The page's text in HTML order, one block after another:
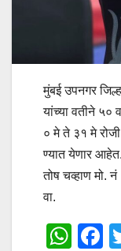
मुंबई उपनगर
यांच्या वतीने ५०
० मे ते ३१ मे
ण्यात येणार
तोष चव्हाण मो.
वा.
W
F